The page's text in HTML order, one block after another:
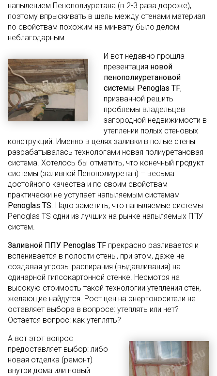
напылением Пенополиуретана (в 2-3 раза дороже),
поэтому впрыскивать в щель между стенами материал
по свойствам похожим на минвату было делом
неблагодарным.
И вот недавно прошла
презентация новой
пенополиуретановой
системы Penoglas TF,
призванной решить
проблемы владельцев
загородной недвижимости в
утеплении полых стеновых
конструкций. Именно в целях заливки в полые стены
разрабатывалась технологами новая полиуретановая
система. Хотелось бы отметить, что конечный продукт
системы (заливной Пенополиуретан) – весьма
достойного качества и по своим свойствам
практически не уступает напыляемым системам
Penoglas TS. Надо заметить, что напыляемые системы
Penoglas TS одни из лучших на рынке напыляемых ППУ
систем.
Заливной ППУ Penoglas TF прекрасно разливается и
вспенивается в полости стены, при этом, даже не
создавая угрозы распирания (выдавливания) на
одинарной гипсокартонной стенке. Несмотря на
высокую стоимость такой технологии утепления стен,
желающие найдутся. Рост цен на энергоносители не
оставляет выбора в вопросе: утеплять или нет?
Остается вопрос: как утеплять?
А вот этот вопрос
предоставляет выбор: либо
новая отделка (ремонт)
внутри дома или новый